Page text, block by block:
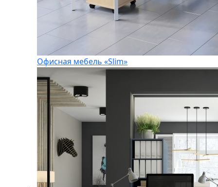
Офисная мебель «Slim»